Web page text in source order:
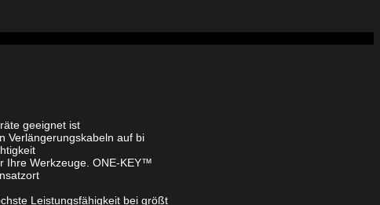
geeignet ist
Verlängerungskabeln auf bi
Ihre Werkzeuge. ONE-KEY™
Leistungsfähigkeit bei größt